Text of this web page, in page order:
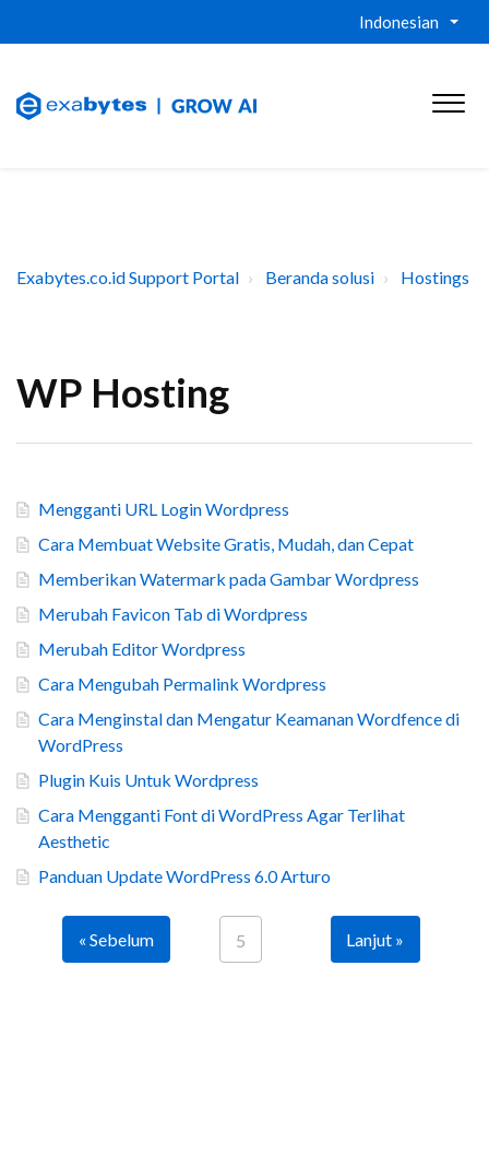
Indonesian
Exabytes.co.id Support Portal Beranda solusi Hostings
WP Hosting
Mengganti URL Login Wordpress
Cara Membuat Website Gratis, Mudah, dan Cepat
Memberikan Watermark pada Gambar Wordpress
Merubah Favicon Tab di Wordpress
Merubah Editor Wordpress
Cara Mengubah Permalink Wordpress
Cara Menginstal dan Mengatur Keamanan Wordfence di
WordPress
Plugin Kuis Untuk Wordpress
Cara Mengganti Font di WordPress Agar Terlihat
Aesthetic
Panduan Update WordPress 6.0 Arturo
« Sebelum 5 Lanjut »